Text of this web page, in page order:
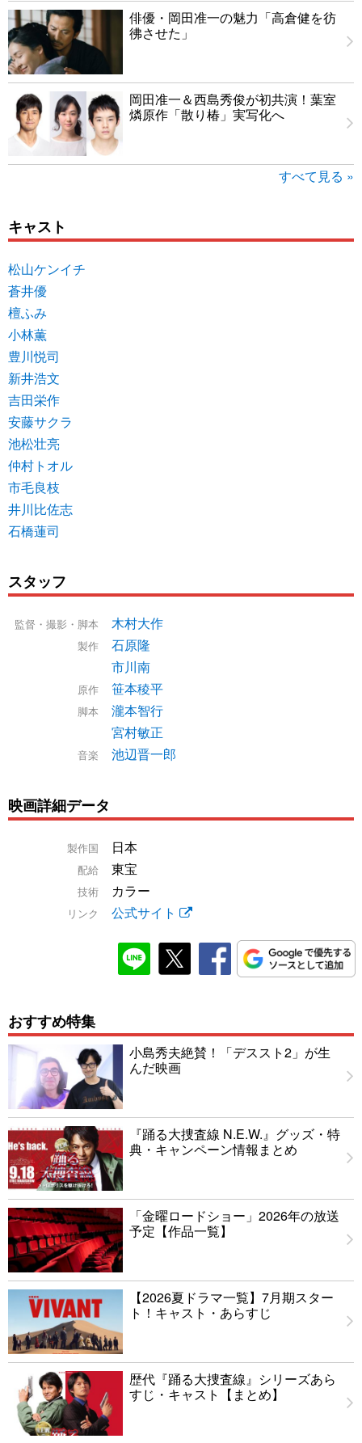
俳優・岡田准一の魅力「高倉健を彷
彿させた」
岡田准一＆西島秀俊が初共演！葉室
燐原作「散り椿」実写化へ
すべて見る »
キャスト
松山ケンイチ
蒼井優
檀ふみ
小林薫
豊川悦司
新井浩文
吉田栄作
安藤サクラ
池松壮亮
仲村トオル
市毛良枝
井川比佐志
石橋蓮司
スタッフ
監督・撮影・脚本 木村大作
製作
石原隆
市川南
原作 笹本稜平
脚本
瀧本智行
宮村敏正
音楽 池辺晋一郎
映画詳細データ
製作国 日本
配給 東宝
技術 カラー
リンク 公式サイト
おすすめ特集
小島秀夫絶賛！「デススト2」が生
んだ映画
『踊る大捜査線 N.E.W.』グッズ・特
典・キャンペーン情報まとめ
「金曜ロードショー」2026年の放送
予定【作品一覧】
【2026夏ドラマ一覧】7月期スター
ト！キャスト・あらすじ
歴代『踊る大捜査線』シリーズあら
すじ・キャスト【まとめ】